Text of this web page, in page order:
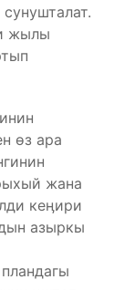
жылы
өз ара
жана
кеӊири
азыркы